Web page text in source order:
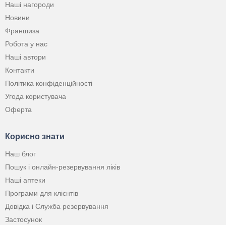
Наші нагороди
Новини
Франшиза
Робота у нас
Наші автори
Контакти
Політика конфіденційності
Угода користувача
Оферта
Корисно знати
Наш блог
Пошук і онлайн-резервування ліків
Наші аптеки
Програми для клієнтів
Довідка і Служба резервування
Застосунок